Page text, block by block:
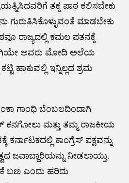
ತಕ್ಕ ಪಾಠ ಕಲಿಸಬೇಕು
ಗುರುತಿಸಿಕೊಳ್ಳುವಂತೆ ಮಾಡಬೇಕು
ರಾಜ್ಯದಲ್ಲಿ ಕಮಲ ಪತನಕ್ಕೆ
ಅವರು ಮೋದಿ ಅಲೆಯ
ಹಾಕುವಲ್ಲಿ ಇನ್ನಿಲ್ಲದ ಶ್ರಮ
ಗಾಂಧಿ ಬೆಂಬಲದಿಂದಾಗಿ
ಕನಗೋಲು ಮತ್ತು ತಮ್ಮ ರಾಜಕೀಯ
ಕರ್ನಾಟಕದಲ್ಲಿ ಕಾಂಗ್ರೆಸ್‌ ಪಕ್ಷವನ್ನು
ಜವಾಬ್ದಾರಿಯನ್ನು ನೀಡಲಾಯ್ತು.
ಬಣ ಎಂದು ಹರಿದು